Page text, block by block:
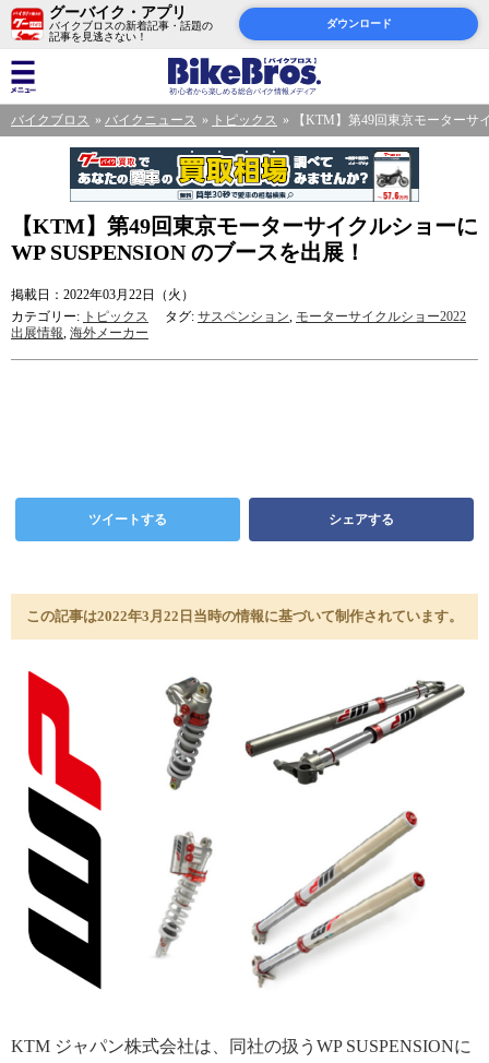
グーバイク・アプリ
バイクブロスの新着記事・話題の
記事を見逃さない！
ダウンロード
バイクブロス バイクニュース トピックス 【KTM】第49回東京モーターサ
【KTM】第49回東京モーターサイクルショーに
WP SUSPENSION のブースを出展！
掲載日：2022年03月22日（火）
カテゴリー: トピックス タグ: サスペンション, モーターサイクルショー2022
出展情報, 海外メーカー
ツイートする シェアする
この記事は2022年3月22日当時の情報に基づいて制作されています。
KTM ジャパン株式会社は、同社の扱うWP SUSPENSIONに